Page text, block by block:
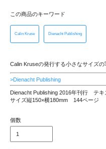
この商品のキーワード
Calin Kruse Dienacht Publishing
Calin Kruseの発行する小さなサイズの
>Dienacht Publishing
Dienacht Publishing 2016年刊行 テキ
サイズ縦150×横180mm 144ページ
個数